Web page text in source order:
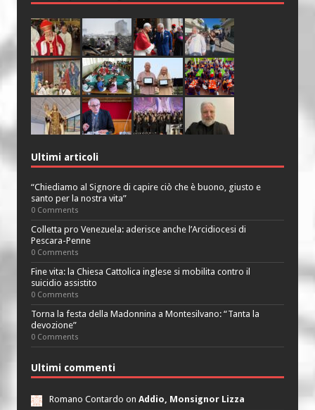
Ultimi articoli
“Chiediamo al Signore di capire ciò che è buono, giusto e
santo per la nostra vita”
0 Comments
Colletta pro Venezuela: aderisce anche l’Arcidiocesi di
Pescara-Penne
0 Comments
Fine vita: la Chiesa Cattolica inglese si mobilita contro il
suicidio assistito
0 Comments
Torna la festa della Madonnina a Montesilvano: “Tanta la
devozione”
0 Comments
Ultimi commenti
Romano Contardo on Addio, Monsignor Lizza